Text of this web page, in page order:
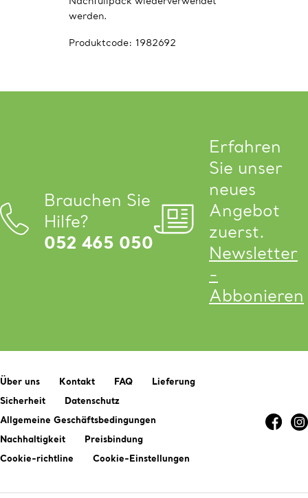
werden.
Produktcode: 1982692
Brauchen Sie
Hilfe?
052 465 050
Erfahren
Sie unser
neues
Angebot
zuerst.
Newsletter
-
Abbonieren
Über uns Kontakt FAQ
Lieferung
Sicherheit
Datenschutz
Allgemeine Geschäftsbedingungen
Nachhaltigkeit
Preisbindung
Cookie-richtline
Cookie-Einstellungen